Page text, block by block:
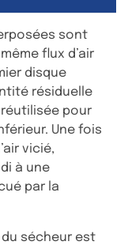
sont
flux d’air
disque
résiduelle
réutilisée pour
Une fois
vicié,
à une
par la
du sécheur est